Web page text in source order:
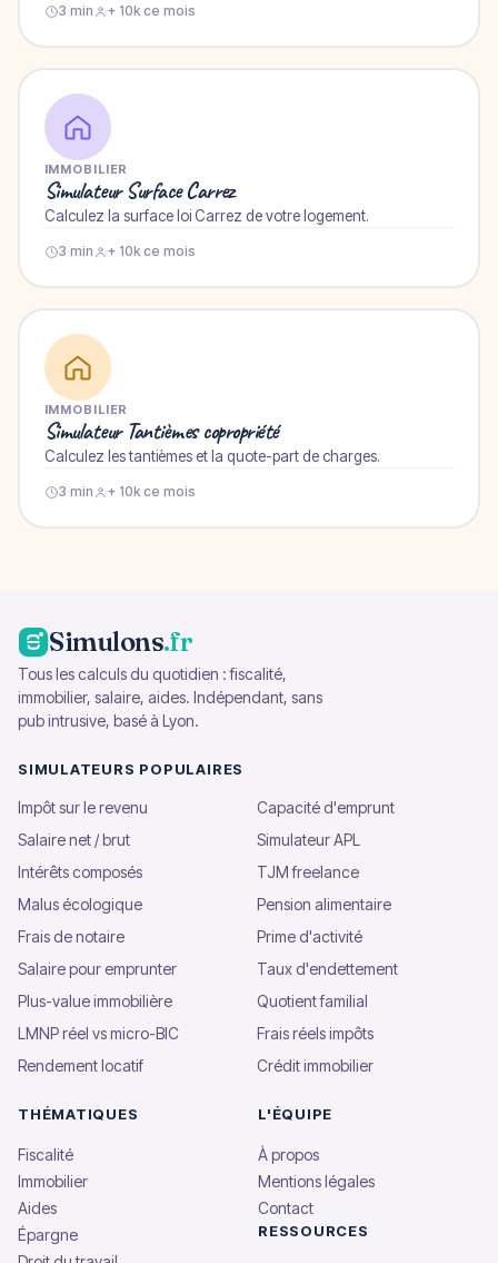
3 min + 10k ce mois
IMMOBILIER
Simulateur Surface Carrez
Calculez la surface loi Carrez de votre logement.
3 min + 10k ce mois
IMMOBILIER
Simulateur Tantièmes copropriété
Calculez les tantièmes et la quote-part de charges.
3 min + 10k ce mois
Simulons.fr
Tous les calculs du quotidien : fiscalité,
immobilier, salaire, aides. Indépendant, sans
pub intrusive, basé à Lyon.
SIMULATEURS POPULAIRES
Impôt sur le revenu
Capacité d'emprunt
Salaire net / brut
Simulateur APL
Intérêts composés
TJM freelance
Malus écologique
Pension alimentaire
Frais de notaire
Prime d'activité
Salaire pour emprunter
Taux d'endettement
Plus-value immobilière
Quotient familial
LMNP réel vs micro-BIC
Frais réels impôts
Rendement locatif
Crédit immobilier
THÉMATIQUES
Fiscalité
Immobilier
Aides
Épargne
L'ÉQUIPE
À propos
Mentions légales
Contact
RESSOURCES